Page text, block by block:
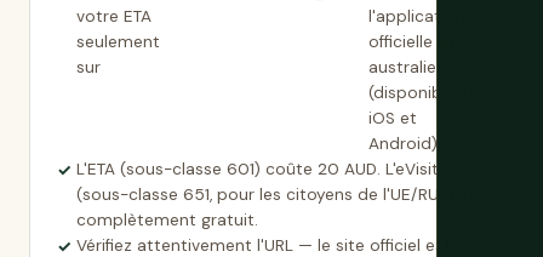
votre ETA
seulement
sur
l'application
officielle ETA
australienne
(disponible sur
iOS et
Android).
L'ETA (sous-classe 601) coûte 20 AUD. L'eVisitor
(sous-classe 651, pour les citoyens de l'UE/RU) est
complètement gratuit.
Vérifiez attentivement l'URL — le site officiel est